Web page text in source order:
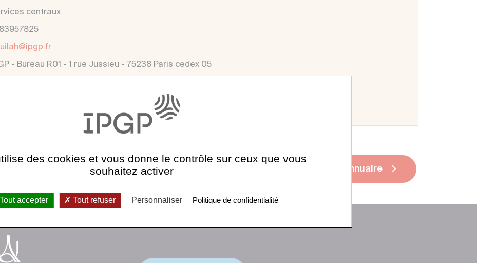
centraux
- Bureau R01 - 1 rue Jussieu - 75238 Paris cedex 05
Voir tout l'annuaire
des cookies et vous donne le contrôle sur ceux que vous
souhaitez activer
Tout accepter Tout refuser Personnaliser Politique de confidentialité